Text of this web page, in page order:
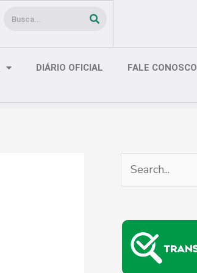
Pesquisar
DIÁRIO OFICIAL FALE CONOSCO